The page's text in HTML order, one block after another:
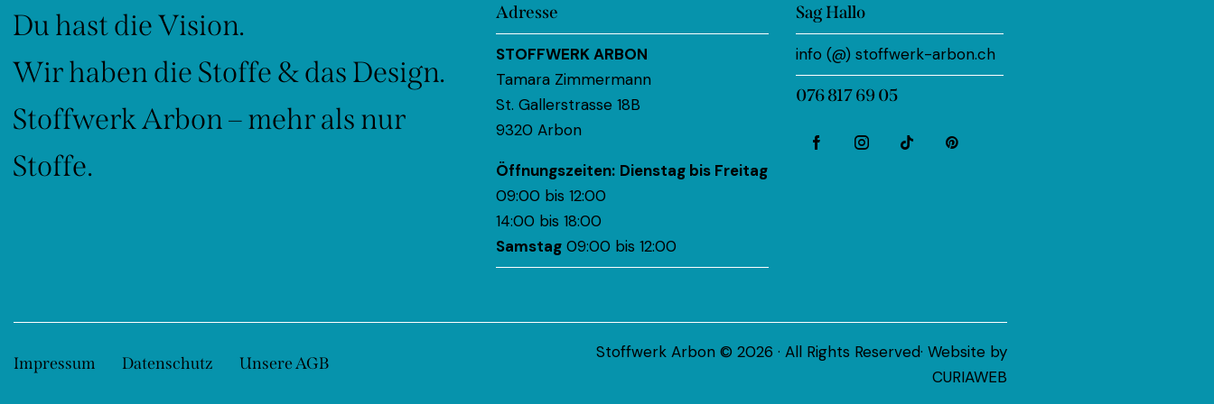
Du hast die Vision.
Wir haben die Stoffe & das Design.
Stoffwerk Arbon – mehr als nur
Stoffe.
Adresse
STOFFWERK ARBON
Tamara Zimmermann
St. Gallerstrasse 18B
9320 Arbon
Öffnungszeiten: Dienstag bis Freitag
09:00 bis 12:00
14:00 bis 18:00
Samstag 09:00 bis 12:00
Sag Hallo
info (@) stoffwerk-arbon.ch
076 817 69 05
Impressum Datenschutz Unsere AGB
Stoffwerk Arbon © 2026 · All Rights Reserved· Website by
CURIAWEB